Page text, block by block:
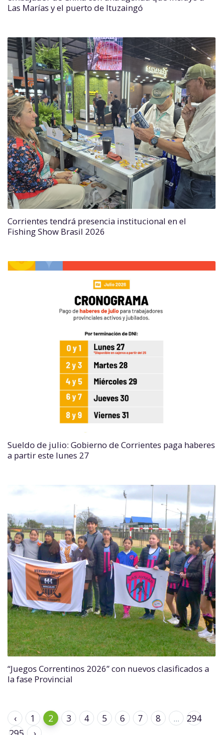
Las Marías y el puerto de Ituzaingó
Corrientes tendrá presencia institucional en el
Fishing Show Brasil 2026
Sueldo de julio: Gobierno de Corrientes paga haberes
a partir este lunes 27
“Juegos Correntinos 2026” con nuevos clasificados a
la fase Provincial
‹ 1 2 3 4 5 6 7 8 ...
294